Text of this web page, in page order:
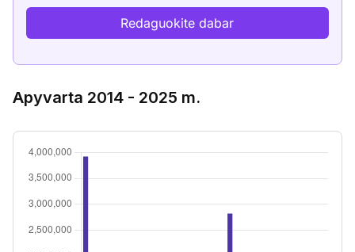
Redaguokite dabar
Apyvarta 2014 - 2025 m.